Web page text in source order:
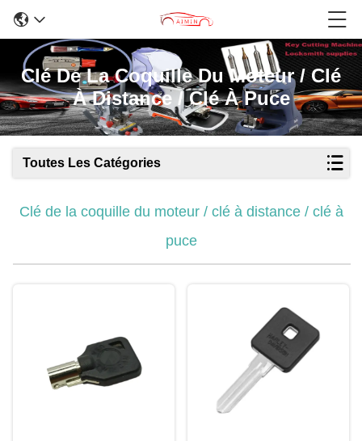
Clé De La Coquille Du Moteur / Clé
À Distance / Clé À Puce
Toutes Les Catégories
Clé de la coquille du moteur / clé à distance / clé à
puce